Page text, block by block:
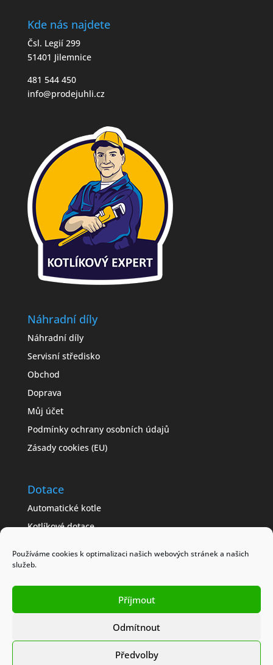
Používáme cookies k optimalizaci našich webových stránek a našich
služeb.
Příjmout
Odmítnout
Předvolby
Kde nás najdete
Čsl. Legií 299
51401 Jilemnice
481 544 450
info@prodejuhli.cz
Náhradní díly
Náhradní díly
Servisní středisko
Obchod
Doprava
Můj účet
Podmínky ochrany osobních údajů
Zásady cookies (EU)
Dotace
Automatické kotle
Kotlíkové dotace
Jak získat dotaci